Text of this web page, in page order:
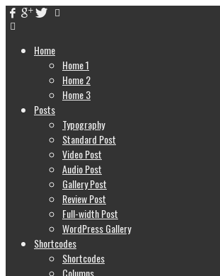
Home
Home 1
Home 2
Home 3
Posts
Typography
Standard Post
Video Post
Audio Post
Gallery Post
Review Post
Full-width Post
WordPress Gallery
Shortcodes
Shortcodes
Columns